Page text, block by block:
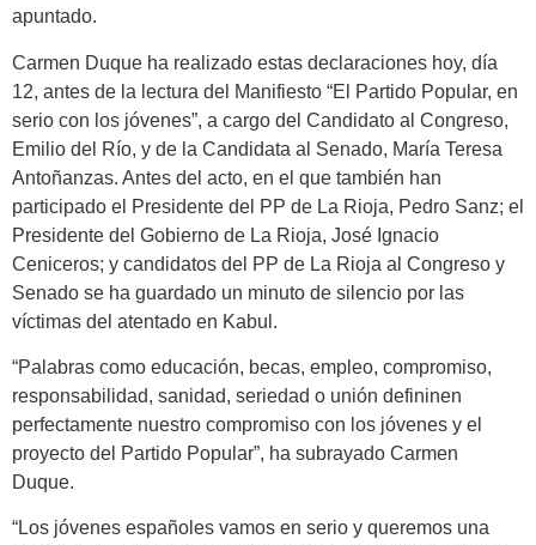
apuntado.
Carmen Duque ha realizado estas declaraciones hoy, día
12, antes de la lectura del Manifiesto “El Partido Popular, en
serio con los jóvenes”, a cargo del Candidato al Congreso,
Emilio del Río, y de la Candidata al Senado, María Teresa
Antoñanzas. Antes del acto, en el que también han
participado el Presidente del PP de La Rioja, Pedro Sanz; el
Presidente del Gobierno de La Rioja, José Ignacio
Ceniceros; y candidatos del PP de La Rioja al Congreso y
Senado se ha guardado un minuto de silencio por las
víctimas del atentado en Kabul.
“Palabras como educación, becas, empleo, compromiso,
responsabilidad, sanidad, seriedad o unión defininen
perfectamente nuestro compromiso con los jóvenes y el
proyecto del Partido Popular”, ha subrayado Carmen
Duque.
“Los jóvenes españoles vamos en serio y queremos una